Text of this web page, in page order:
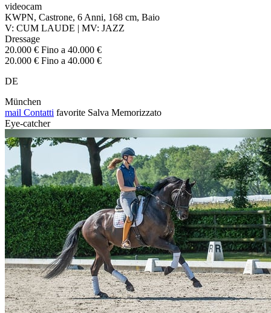
videocam
KWPN, Castrone, 6 Anni, 168 cm, Baio
V: CUM LAUDE | MV: JAZZ
Dressage
20.000 € Fino a 40.000 €
20.000 € Fino a 40.000 €
DE
München
mail Contatti favorite Salva Memorizzato
Eye-catcher